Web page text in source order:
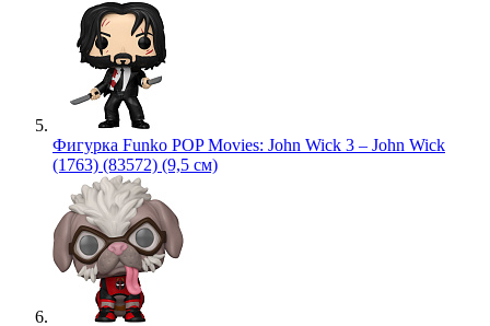
Фигурка Funko POP Movies: John Wick 3 – John Wick
(1763) (83572) (9,5 см)